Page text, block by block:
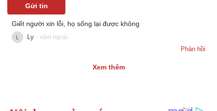
Gửi tin
Giết người xin lỗi, họ sống lại được không
Ly - năm ngoái
Phản hồi
Xem thêm